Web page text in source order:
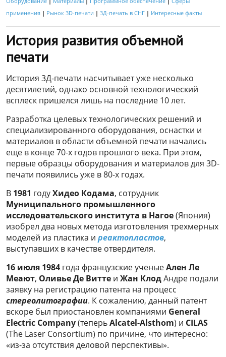
применения | Рынок 3D-печати | 3Д-печать в СНГ | Интересные факты
История развития объемной
печати
История 3Д-печати насчитывает уже несколько
десятилетий, однако основной технологический
всплеск пришелся лишь на последние 10 лет.
Разработка целевых технологических решений и
специализированного оборудования, оснастки и
материалов в области объемной печати начались
еще в конце 70-х годов прошлого века. При этом,
первые образцы оборудования и материалов для 3D-
печати появились уже в 80-х годах.
В 1981 годуХидео Кодама, сотрудник
Муниципального промышленного
исследовательского института в Нагое(Япония)
изобрел два новых метода изготовления трехмерных
моделей из пластика и реактопластов,
выступавших в качестве отвердителя.
16 июля 1984 года французские ученыеАлен Ле
Меают, Оливье Де Витте и Жан КлодАндре подали
заявку на регистрацию патента на процесс
стереолитографии. К сожалению, данный патент
вскоре был приостановлен компаниями General
Electric Company(теперьAlcatel-Alsthom) и CILAS
(The Laser Consortium) по причине, что интересно:
«из-за отсутствия деловой перспективы».